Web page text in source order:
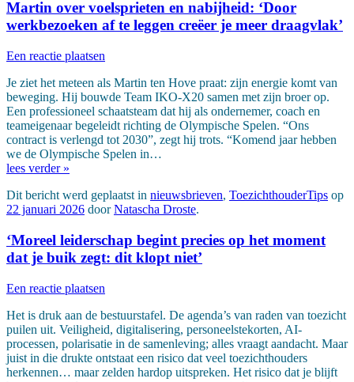
Martin over voelsprieten en nabijheid: ‘Door
werkbezoeken af te leggen creëer je meer draagvlak’
Een reactie plaatsen
Je ziet het meteen als Martin ten Hove praat: zijn energie komt van
beweging. Hij bouwde Team IKO-X20 samen met zijn broer op.
Een professioneel schaatsteam dat hij als ondernemer, coach en
teameigenaar begeleidt richting de Olympische Spelen. “Ons
contract is verlengd tot 2030”, zegt hij trots. “Komend jaar hebben
we de Olympische Spelen in…
lees verder »
Dit bericht werd geplaatst in nieuwsbrieven, ToezichthouderTips op
22 januari 2026 doorNatascha Droste.
‘Moreel leiderschap begint precies op het moment
dat je buik zegt: dit klopt niet’
Een reactie plaatsen
Het is druk aan de bestuurstafel. De agenda’s van raden van toezicht
puilen uit. Veiligheid, digitalisering, personeelstekorten, AI-
processen, polarisatie in de samenleving; alles vraagt aandacht. Maar
juist in die drukte ontstaat een risico dat veel toezichthouders
herkennen… maar zelden hardop uitspreken. Het risico dat je blijft